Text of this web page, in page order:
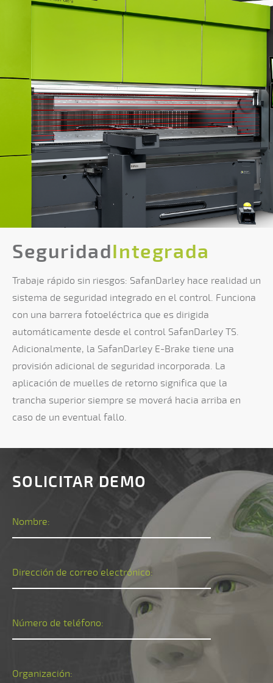
SeguridadIntegrada
Trabaje rápido sin riesgos: SafanDarley hace realidad un
sistema de seguridad integrado en el control. Funciona
con una barrera fotoeléctrica que es dirigida
automáticamente desde el control SafanDarley TS.
Adicionalmente, la SafanDarley E-Brake tiene una
provisión adicional de seguridad incorporada. La
aplicación de muelles de retorno significa que la
trancha superior siempre se moverá hacia arriba en
caso de un eventual fallo.
SOLICITAR DEMO
Nombre:
Dirección de correo electrónico:
Número de teléfono:
Organización: